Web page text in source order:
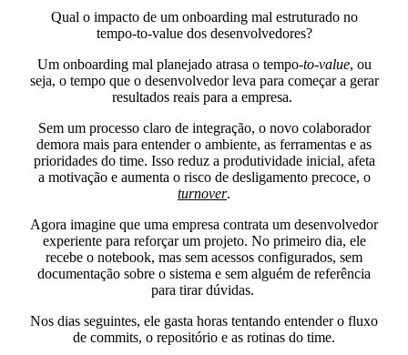
Qual o impacto de um onboarding mal estruturado no
tempo-to-value dos desenvolvedores?
Um onboarding mal planejado atrasa o tempo-to-value, ou
seja, o tempo que o desenvolvedor leva para começar a gerar
resultados reais para a empresa.
Sem um processo claro de integração, o novo colaborador
demora mais para entender o ambiente, as ferramentas e as
prioridades do time. Isso reduz a produtividade inicial, afeta
a motivação e aumenta o risco de desligamento precoce, o
turnover.
Agora imagine que uma empresa contrata um desenvolvedor
experiente para reforçar um projeto. No primeiro dia, ele
recebe o notebook, mas sem acessos configurados, sem
documentação sobre o sistema e sem alguém de referência
para tirar dúvidas.
Nos dias seguintes, ele gasta horas tentando entender o fluxo
de commits, o repositório e as rotinas do time.